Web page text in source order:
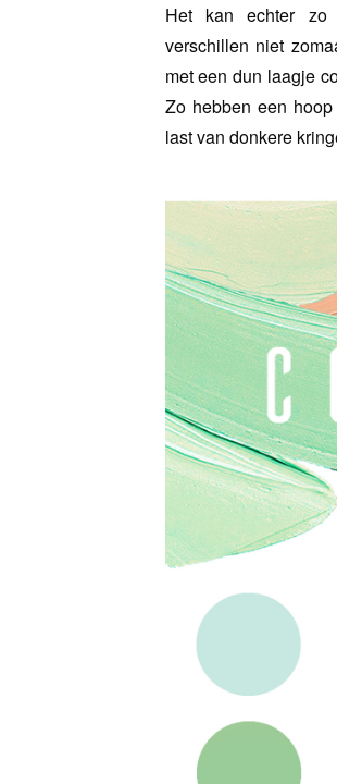
Het kan echter
verschillen niet
met een dun laagje
Zo hebben een
last van donkere